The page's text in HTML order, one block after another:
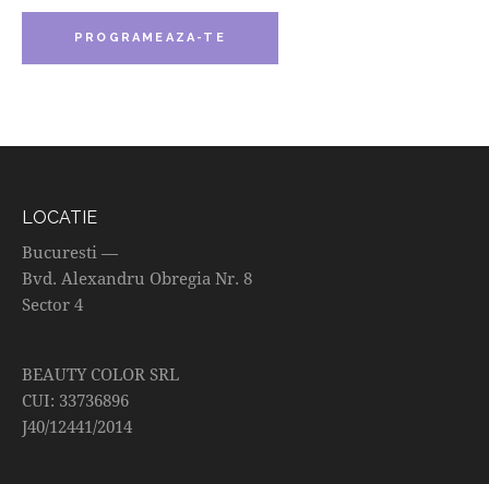
PROGRAMEAZA-TE
LOCATIE
Bucuresti —
Bvd. Alexandru Obregia Nr. 8
Sector 4
BEAUTY COLOR SRL
CUI: 33736896
J40/12441/2014